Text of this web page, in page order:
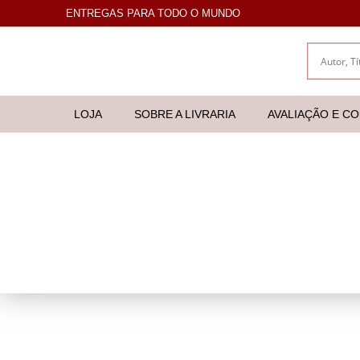
ENTREGAS PARA TODO O MUNDO
LOJA SOBRE A LIVRARIA AVALIAÇÃO E